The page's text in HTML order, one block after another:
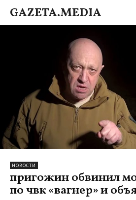
GAZETA.MEDIA
НОВОСТИ
пригожин обвинил
по чвк «вагнер» и